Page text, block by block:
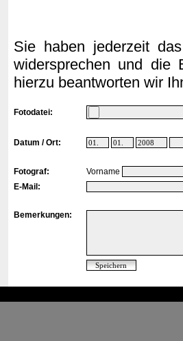
Sie haben jederzeit
widersprechen und die
hierzu beantworten wir
Fotodatei:
Datum / Ort:
Fotograf:
Vorname
E-Mail:
Bemerkungen: